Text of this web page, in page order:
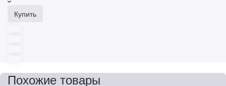
Купить
Похожие товары